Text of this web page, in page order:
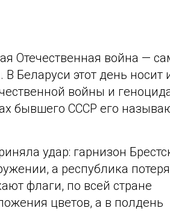
Отечественная война —
Беларуси этот день носит
войны и
бывшего СССР его
удар: гарнизон
а республика
флаги, по всей стране
цветов, а в полдень